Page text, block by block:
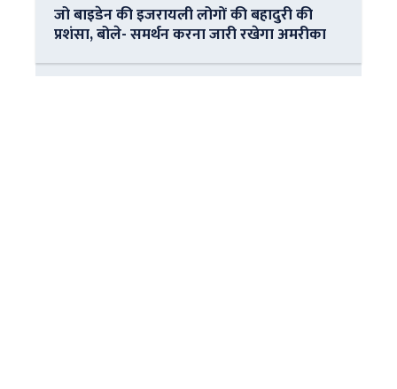
जो बाइडेन की इजरायली लोगों की बहादुरी की
प्रशंसा, बोले- समर्थन करना जारी रखेगा अमरीका